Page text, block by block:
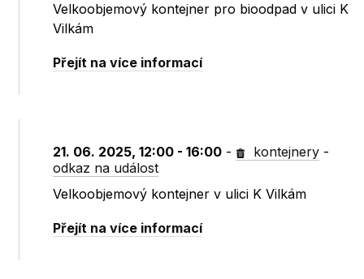
Velkoobjemový kontejner pro bioodpad v ulici K
Vilkám
Přejít na více informací
21. 06. 2025, 12:00 - 16:00 - kontejnery -
odkaz na událost
Velkoobjemový kontejner v ulici K Vilkám
Přejít na více informací